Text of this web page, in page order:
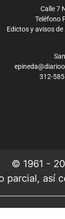
Calle 7
Teléfono
Edictos y avisos
312-
© 1961 -
parcial, así